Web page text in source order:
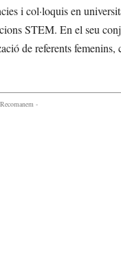
i col·loquis en
STEM. En el seu
de referents
-